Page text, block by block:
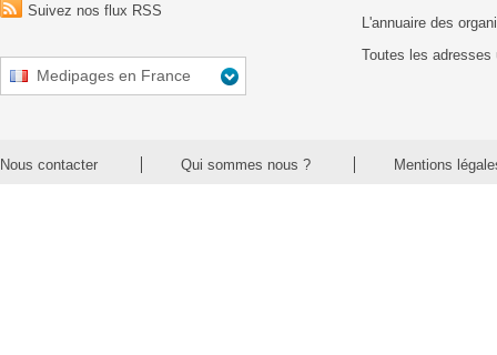
Suivez nos flux RSS
Medipages en France
L'annuaire des
Toutes les adresses
Nous contacter Qui sommes nous ? Mentions